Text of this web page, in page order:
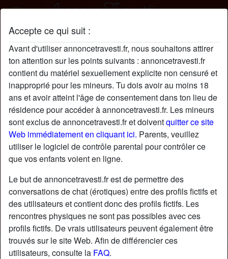
Accepte ce qui suit :
Avant d'utiliser annoncetravesti.fr, nous souhaitons attirer
ton attention sur les points suivants : annoncetravesti.fr
contient du matériel sexuellement explicite non censuré et
inapproprié pour les mineurs. Tu dois avoir au moins 18
ans et avoir atteint l'âge de consentement dans ton lieu de
résidence pour accéder à annoncetravesti.fr. Les mineurs
sont exclus de annoncetravesti.fr et doiventquitter ce site
Web immédiatement en cliquant ici. Parents, veuillez
utiliser le logiciel de contrôle parental pour contrôler ce
que vos enfants voient en ligne.
Le but de annoncetravesti.fr est de permettre des
conversations de chat (érotiques) entre des profils fictifs et
des utilisateurs et contient donc des profils fictifs. Les
rencontres physiques ne sont pas possibles avec ces
profils fictifs. De vrais utilisateurs peuvent également être
trouvés sur le site Web. Afin de différencier ces
utilisateurs, consulte la FAQ.
BettyPh14 profil
starAjouter chatDiscuter !